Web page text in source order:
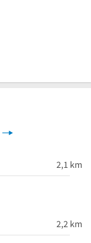
2,1 km
2,2 km